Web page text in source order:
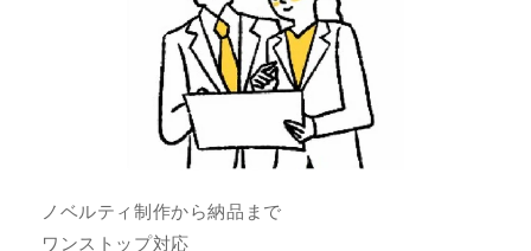
ノベルティ制作から納品まで
ワンストップ対応